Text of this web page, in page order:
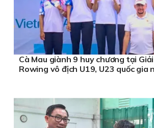
Cà Mau giành 9 huy chương tại
Rowing vô địch U19, U23 quốc gia